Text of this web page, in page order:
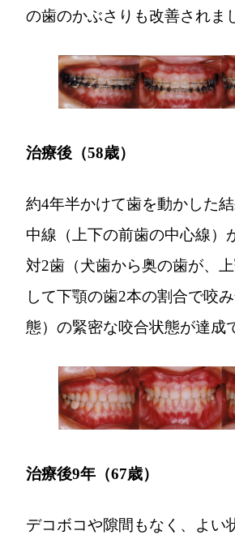
の歯のかぶさりも改善されま
治療後（58歳）
約4年半かけて歯を動かした
中線（上下の前歯の中心線）
対2歯（犬歯から奥の歯が、
して下顎の歯2本の割合で咬
態）の緊密な咬合状態が達成
治療後9年（67歳）
デコボコや隙間もなく、よい